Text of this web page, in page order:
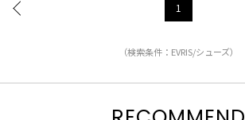
1
（検索条件：EVRIS/シューズ）